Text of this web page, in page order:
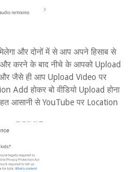
और दोनों में से आप अपने हिसाब से
करने के बाद नीचे के आपको Upload
जैसे ही आप Upload Video पर
होकर बो वीडियो Upload होना
आसानी से YouTube पर Location